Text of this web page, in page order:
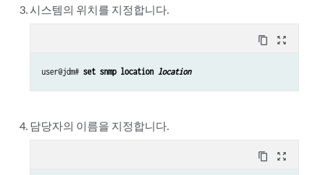
시스템의 위치를 지정합니다.
content_copy zoom_out_map
user@jdm# set snmp location location
담당자의 이름을 지정합니다.
content_copy zoom_out_map